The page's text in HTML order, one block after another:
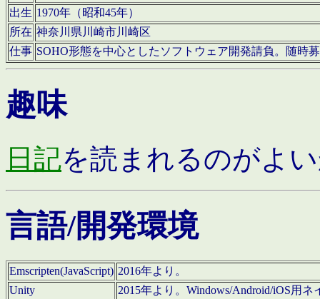
出生 1970年（昭和45年）
所在 神奈川県川崎市川崎区
仕事 SOHO形態を中心としたソフトウェア開発請負。随時
趣味
日記を読まれるのがよ
言語/開発環境
Emscripten(JavaScript) 2016年より。
Unity
2015年より。Windows/Android/iOS用